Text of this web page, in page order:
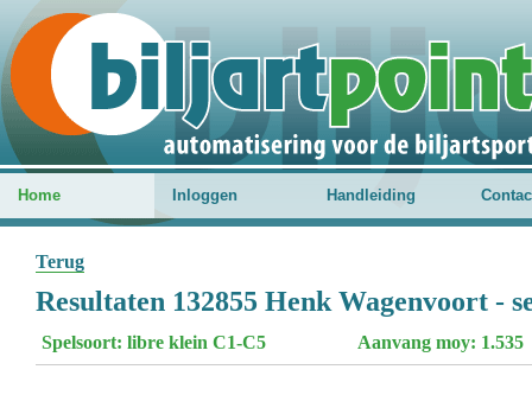
Home Inloggen Handleiding
Terug
Resultaten 132855 Henk Wagenvoort -
Spelsoort: libre klein C1-C5 Aanvang moy: 1.535